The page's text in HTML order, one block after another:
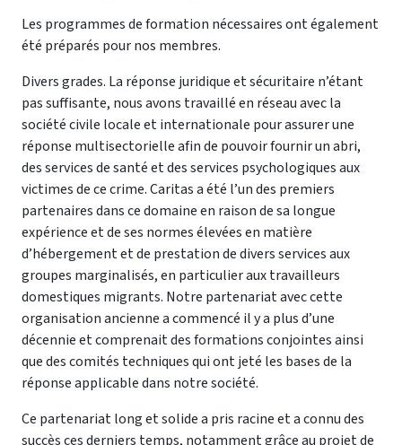
Les programmes de formation nécessaires ont également
été préparés pour nos membres.
Divers grades. La réponse juridique et sécuritaire n’étant
pas suffisante, nous avons travaillé en réseau avec la
société civile locale et internationale pour assurer une
réponse multisectorielle afin de pouvoir fournir un abri,
des services de santé et des services psychologiques aux
victimes de ce crime.Caritas a été l’un des premiers
partenaires dans ce domaine en raison de sa longue
expérience et de ses normes élevées en matière
d’hébergement et de prestation de divers services aux
groupes marginalisés, en particulier aux travailleurs
domestiques migrants. Notre partenariat avec cette
organisation ancienne a commencé il y a plus d’une
décennie et comprenait des formations conjointes ainsi
que des comités techniques qui ont jeté les bases de la
réponse applicable dans notre société.
Ce partenariat long et solide a pris racine et a connu des
succès ces derniers temps, notamment grâce au projet de